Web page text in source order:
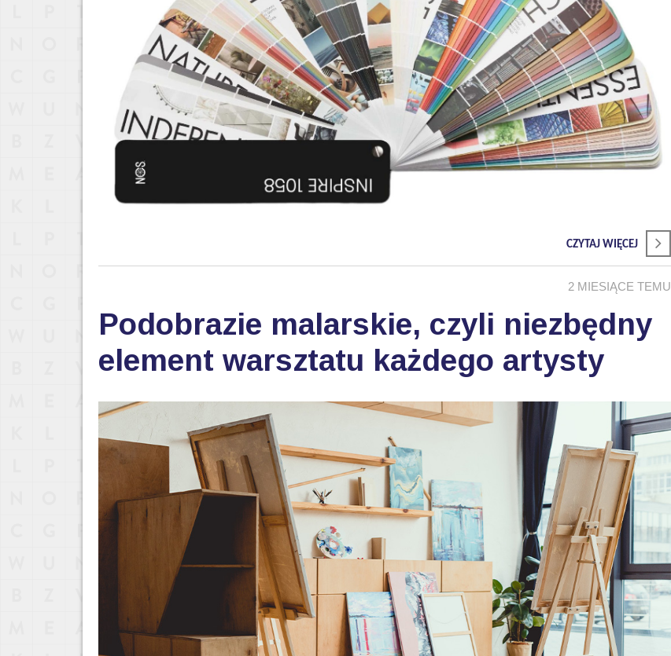
CZYTAJ WIĘCEJ
2 MIESIĄCE TEMU
Podobrazie malarskie, czyli niezbędny
element warsztatu każdego artysty